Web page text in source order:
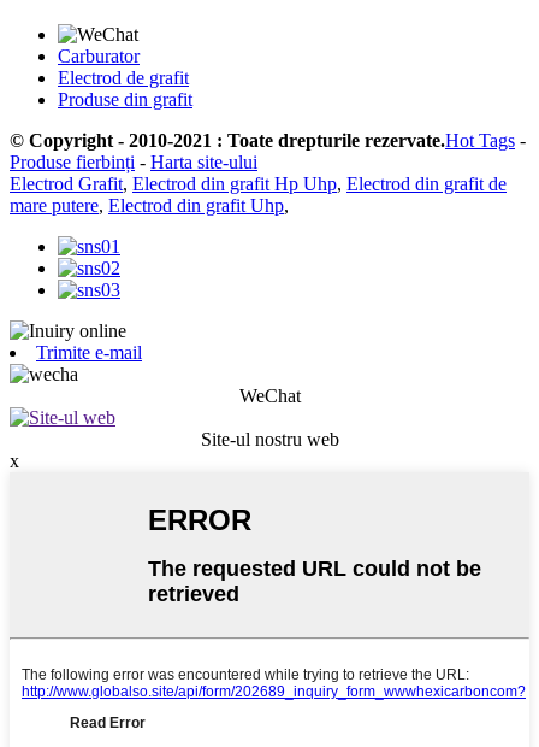
Carburator
Electrod de grafit
Produse din grafit
© Copyright - 2010-2021 : Toate drepturile rezervate.Hot Tags -
Produse fierbinți - Harta site-ului
Electrod Grafit, Electrod din grafit Hp Uhp, Electrod din grafit de
mare putere, Electrod din grafit Uhp,
Trimite e-mail
WeChat
Site-ul nostru web
x